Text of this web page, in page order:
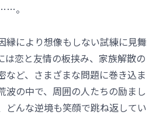
。
縁により想像もしない試練に見舞
は恋と友情の板挟み、家族解散の
など、さまざまな問題に巻き込ま
波の中で、周囲の人たちの励まし
どんな逆境も笑顔で跳ね返してい